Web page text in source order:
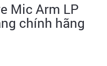
Mic Arm LP
chính hãng